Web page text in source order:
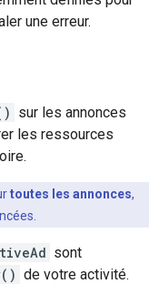
une erreur.
sur les annonces
les ressources
toutes les annonces,
sont
de votre activité.